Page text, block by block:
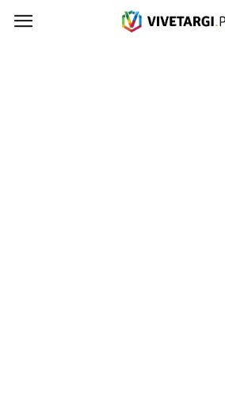
Vivetargi.pl